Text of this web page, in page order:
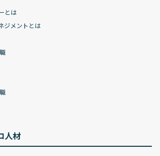
とは
ジメントとは
人材